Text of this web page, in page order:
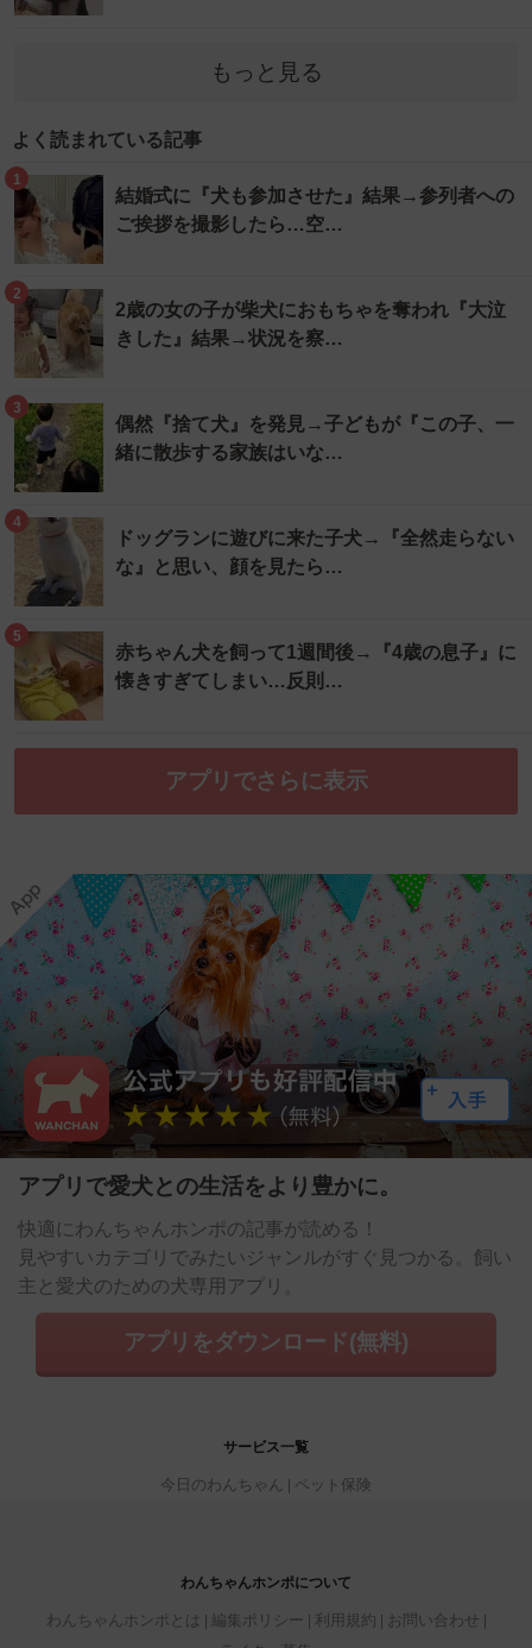
もっと見る
よく読まれている記事
1
結婚式に『犬も参加させた』結果→参列者への
ご挨拶を撮影したら…空…
2
2歳の女の子が柴犬におもちゃを奪われ『大泣
きした』結果→状況を察…
3
偶然『捨て犬』を発見→子どもが『この子、一
緒に散歩する家族はいな…
4
ドッグランに遊びに来た子犬→『全然走らない
な』と思い、顔を見たら…
5
赤ちゃん犬を飼って1週間後→『4歳の息子』に
懐きすぎてしまい…反則…
アプリでさらに表示
アプリで愛犬との生活をより豊かに。
快適にわんちゃんホンポの記事が読める！
見やすいカテゴリでみたいジャンルがすぐ見つかる。飼い
主と愛犬のための犬専用アプリ。
アプリをダウンロード(無料)
サービス一覧
今日のわんちゃん ペット保険
わんちゃんホンポについて
わんちゃんホンポとは 編集ポリシー 利用規約
お問い合わせ